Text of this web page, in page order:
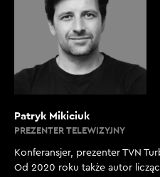
fajnie nam ma się jeździć –
postrzegane. To jest tak,
zdjęcie, on specjalnie
spotter zrobił zdjęcie, bo
dowartościowany. Troszkę
zdjęcie? Kurde, chyba
samochód. Ja jakbym
dachem, to od razu by
Patryk Mikiciuk
PREZENTER TELEWIZYJNY
Konferansjer, prezenter TVN
Od 2020 roku także autor